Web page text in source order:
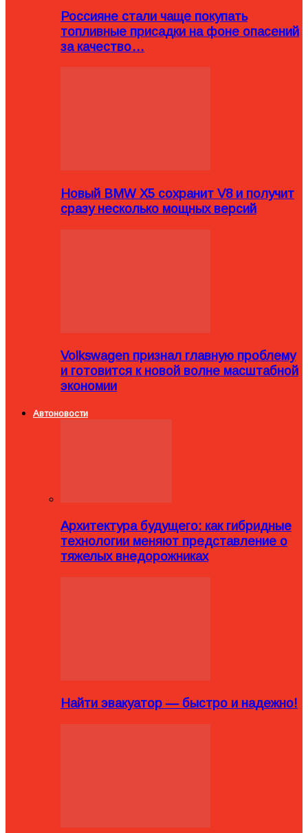
Россияне стали чаще покупать
топливные присадки на фоне опасений
за качество…
Новый BMW X5 сохранит V8 и получит
сразу несколько мощных версий
Volkswagen признал главную проблему
и готовится к новой волне масштабной
экономии
Автоновости
Архитектура будущего: как гибридные
технологии меняют представление о
тяжелых внедорожниках
Найти эвакуатор — быстро и надежно!